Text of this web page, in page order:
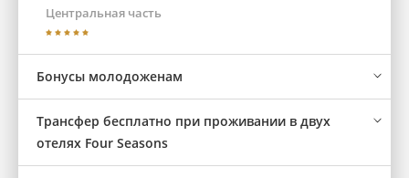
Центральная часть
Бонусы молодоженам
Трансфер бесплатно при проживании в двух
отелях Four Seasons